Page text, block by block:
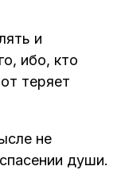
и
ибо, кто
теряет
не
души.